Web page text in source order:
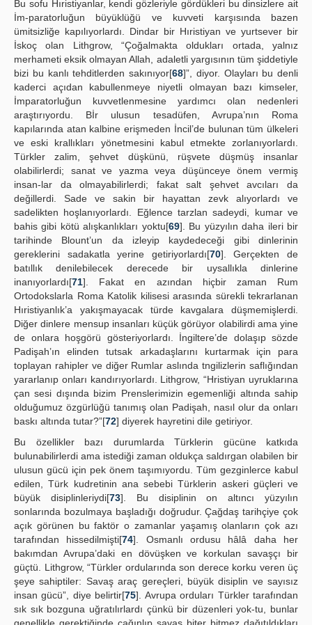
Bu sofu Hıristiyanlar, kendi gözleriyle gördükleri bu dinsizlere ait
İm-paratorluğun büyüklüğü ve kuvveti karşısında bazen
ümitsizliğe kapılıyorlardı. Dindar bir Hıristiyan ve yurtsever bir
İskoç olan Lithgrow, “Çoğalmakta oldukları ortada, yalnız
merhameti eksik olmayan Allah, adaletli yargısının tüm şiddetiyle
bizi bu kanlı tehditlerden sakınıyor[68]”, diyor. Olayları bu denli
kaderci açıdan kabullenmeye niyetli olmayan bazı kimseler,
İmparatorluğun kuvvetlenmesine yardımcı olan nedenleri
araştırıyordu. Bİr ulusun tesadüfen, Avrupa’nın Roma
kapılarında atan kalbine erişmeden İncil’de bulunan tüm ülkeleri
ve eski krallıkları yönetmesini kabul etmekte zorlanıyorlardı.
Türkler zalim, şehvet düşkünü, rüşvete düşmüş insanlar
olabilirlerdi; sanat ve yazma veya düşünceye önem vermiş
insan-lar da olmayabilirlerdi; fakat salt şehvet avcıları da
değillerdi. Sade ve sakin bir hayattan zevk alıyorlardı ve
sadelikten hoşlanıyorlardı. Eğlence tarzlan sadeydi, kumar ve
bahis gibi kötü alışkanlıkları yoktu[69]. Bu yüzyılın daha ileri bir
tarihinde Blount’un da izleyip kaydedeceği gibi dinlerinin
gereklerini sadakatla yerine getiriyorlardı[70]. Gerçekten de
batıllık denilebilecek derecede bir uysallıkla dinlerine
inanıyorlardı[71]. Fakat en azından hiçbir zaman Rum
Ortodokslarla Roma Katolik kilisesi arasında sürekli tekrarlanan
Hıristiyanlık’a yakışmayacak türde kavgalara düşmemişlerdi.
Diğer dinlere mensup insanları küçük görüyor olabilirdi ama yine
de onlara hoşgörü gösteriyorlardı. İngiltere’de dolaşıp sözde
Padişah’ın elinden tutsak arkadaşlarını kurtarmak için para
toplayan rahipler ve diğer Rumlar aslında tngilizlerin saflığından
yararlanıp onları kandırıyorlardı. Lithgrow, “Hristiyan uyruklarına
çan sesi dışında bizim Prenslerimizin egemenliği altında sahip
olduğumuz özgürlüğü tanımış olan Padişah, nasıl olur da onları
baskı altında tutar?”[72] diyerek hayretini dile getiriyor.
Bu özellikler bazı durumlarda Türklerin gücüne katkıda
bulunabilirlerdi ama istediği zaman oldukça saldırgan olabilen bir
ulusun gücü için pek önem taşımıyordu. Tüm gezginlerce kabul
edilen, Türk kudretinin ana sebebi Türklerin askeri güçleri ve
büyük disiplinleriydi[73]. Bu disiplinin on altıncı yüzyılın
sonlarında bozulmaya başladığı doğrudur. Çağdaş tarihçiye çok
açık görünen bu faktör o zamanlar yaşamış olanların çok azı
tarafından hissedilmişti[74]. Osmanlı ordusu hâlâ daha her
bakımdan Avrupa’daki en dövüşken ve korkulan savaşçı bir
güçtü. Lithgrow, “Türkler ordularında son derece korku veren üç
şeye sahiptiler: Savaş araç gereçleri, büyük disiplin ve sayısız
insan gücü”, diye belirtir[75]. Avrupa orduları Türkler tarafından
sık sık bozguna uğratılırlardı çünkü bir düzenleri yok-tu, bunlar